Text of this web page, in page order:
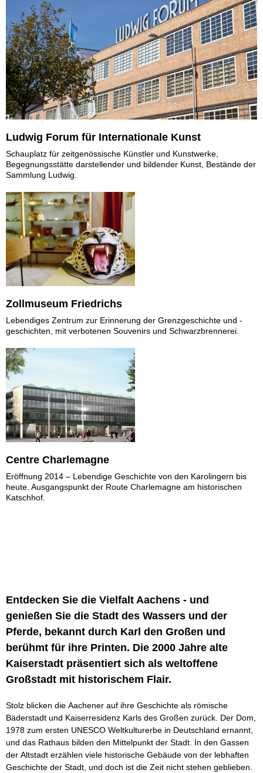
Ludwig Forum für Internationale Kunst
Schauplatz für zeitgenössische Künstler und Kunstwerke,
Begegnungsstätte darstellender und bildender Kunst, Bestände der
Sammlung Ludwig.
Zollmuseum Friedrichs
Lebendiges Zentrum zur Erinnerung der Grenzgeschichte und -
geschichten, mit verbotenen Souvenirs und Schwarzbrennerei.
Centre Charlemagne
Eröffnung 2014 – Lebendige Geschichte von den Karolingern bis
heute. Ausgangspunkt der Route Charlemagne am historischen
Katschhof.
Entdecken Sie die Vielfalt Aachens - und
genießen Sie die Stadt des Wassers und der
Pferde, bekannt durch Karl den Großen und
berühmt für ihre Printen. Die 2000 Jahre alte
Kaiserstadt präsentiert sich als weltoffene
Großstadt mit historischem Flair.
Stolz blicken die Aachener auf ihre Geschichte als römische
Bäderstadt und Kaiserresidenz Karls des Großen zurück. Der Dom,
1978 zum ersten UNESCO Weltkulturerbe in Deutschland ernannt,
und das Rathaus bilden den Mittelpunkt der Stadt. In den Gassen
der Altstadt erzählen viele historische Gebäude von der lebhaften
Geschichte der Stadt, und doch ist die Zeit nicht stehen geblieben.